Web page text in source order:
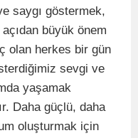
saygı göstermek,
büyük önem
olan herkes bir gün
sevgi ve
yaşamak
Daha güçlü, daha
oluşturmak için